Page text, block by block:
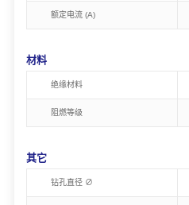
额定电流 (A)
材料
绝缘材料
阻燃等级
其它
钻孔直径 ∅